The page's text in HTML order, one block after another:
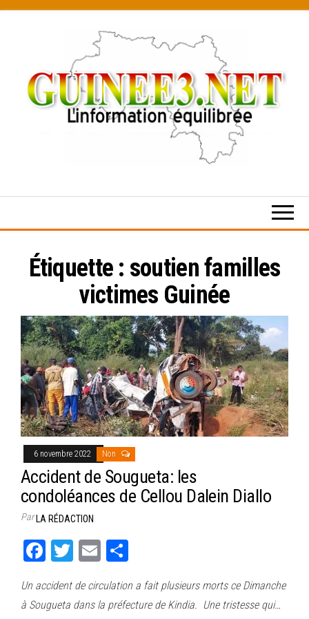
content
Étiquette : soutien familles
victimes Guinée
6 novembre 2022 Non
Accident de Sougueta: les
condoléances de Cellou Dalein Diallo
ParLA RÉDACTION
Fa
bo
T
tt
E
ail ag
Un accident de circulation a fait plusieurs morts ce Dimanche
à Sougueta dans la préfecture de Kindia. Une tristesse qui…